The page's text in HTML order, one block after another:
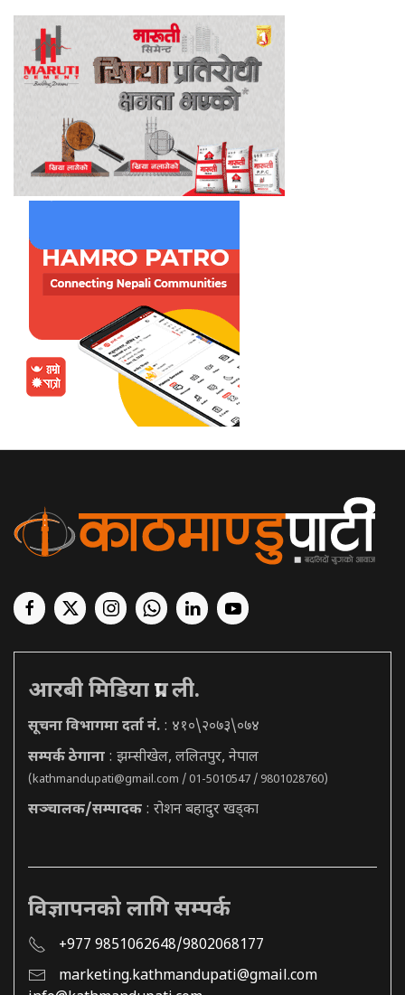
आरबी मिडिया प्रा. ली.
सूचना विभागमा दर्ता नं. : ४१०\२०७३\०७४
सम्पर्क ठेगाना : झम्सीखेल, ललितपुर, नेपाल
(kathmandupati@gmail.com / 01-5010547 / 9801028760)
सञ्चालक/सम्पादक : रोशन बहादुर खड्का
विज्ञापनको लागि सम्पर्क
+977 9851062648/9802068177
marketing.kathmandupati@gmail.com